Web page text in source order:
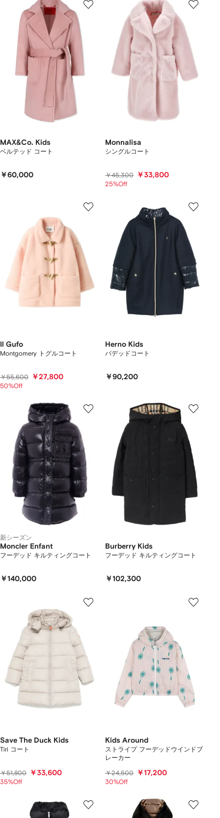
MAX&Co. Kids
ベルテッド コート
￥60,000
Monnalisa
シングルコート
￥45,300 ￥33,800
25%Off
Il Gufo
Montgomery トグルコート
￥55,600 ￥27,800
50%Off
Herno Kids
パデッドコート
￥90,200
新シーズン
Moncler Enfant
フーデッド キルティングコート
￥140,000
Burberry Kids
フーデッド キルティングコート
￥102,300
Save The Duck Kids
Tiri コート
￥51,800 ￥33,600
35%Off
Kids Around
ストライプ フーデッドウインドブ
レーカー
￥24,500 ￥17,200
30%Off